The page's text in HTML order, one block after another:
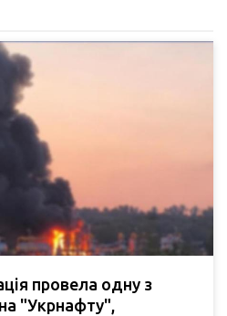
провела одну з
"Укрнафту",